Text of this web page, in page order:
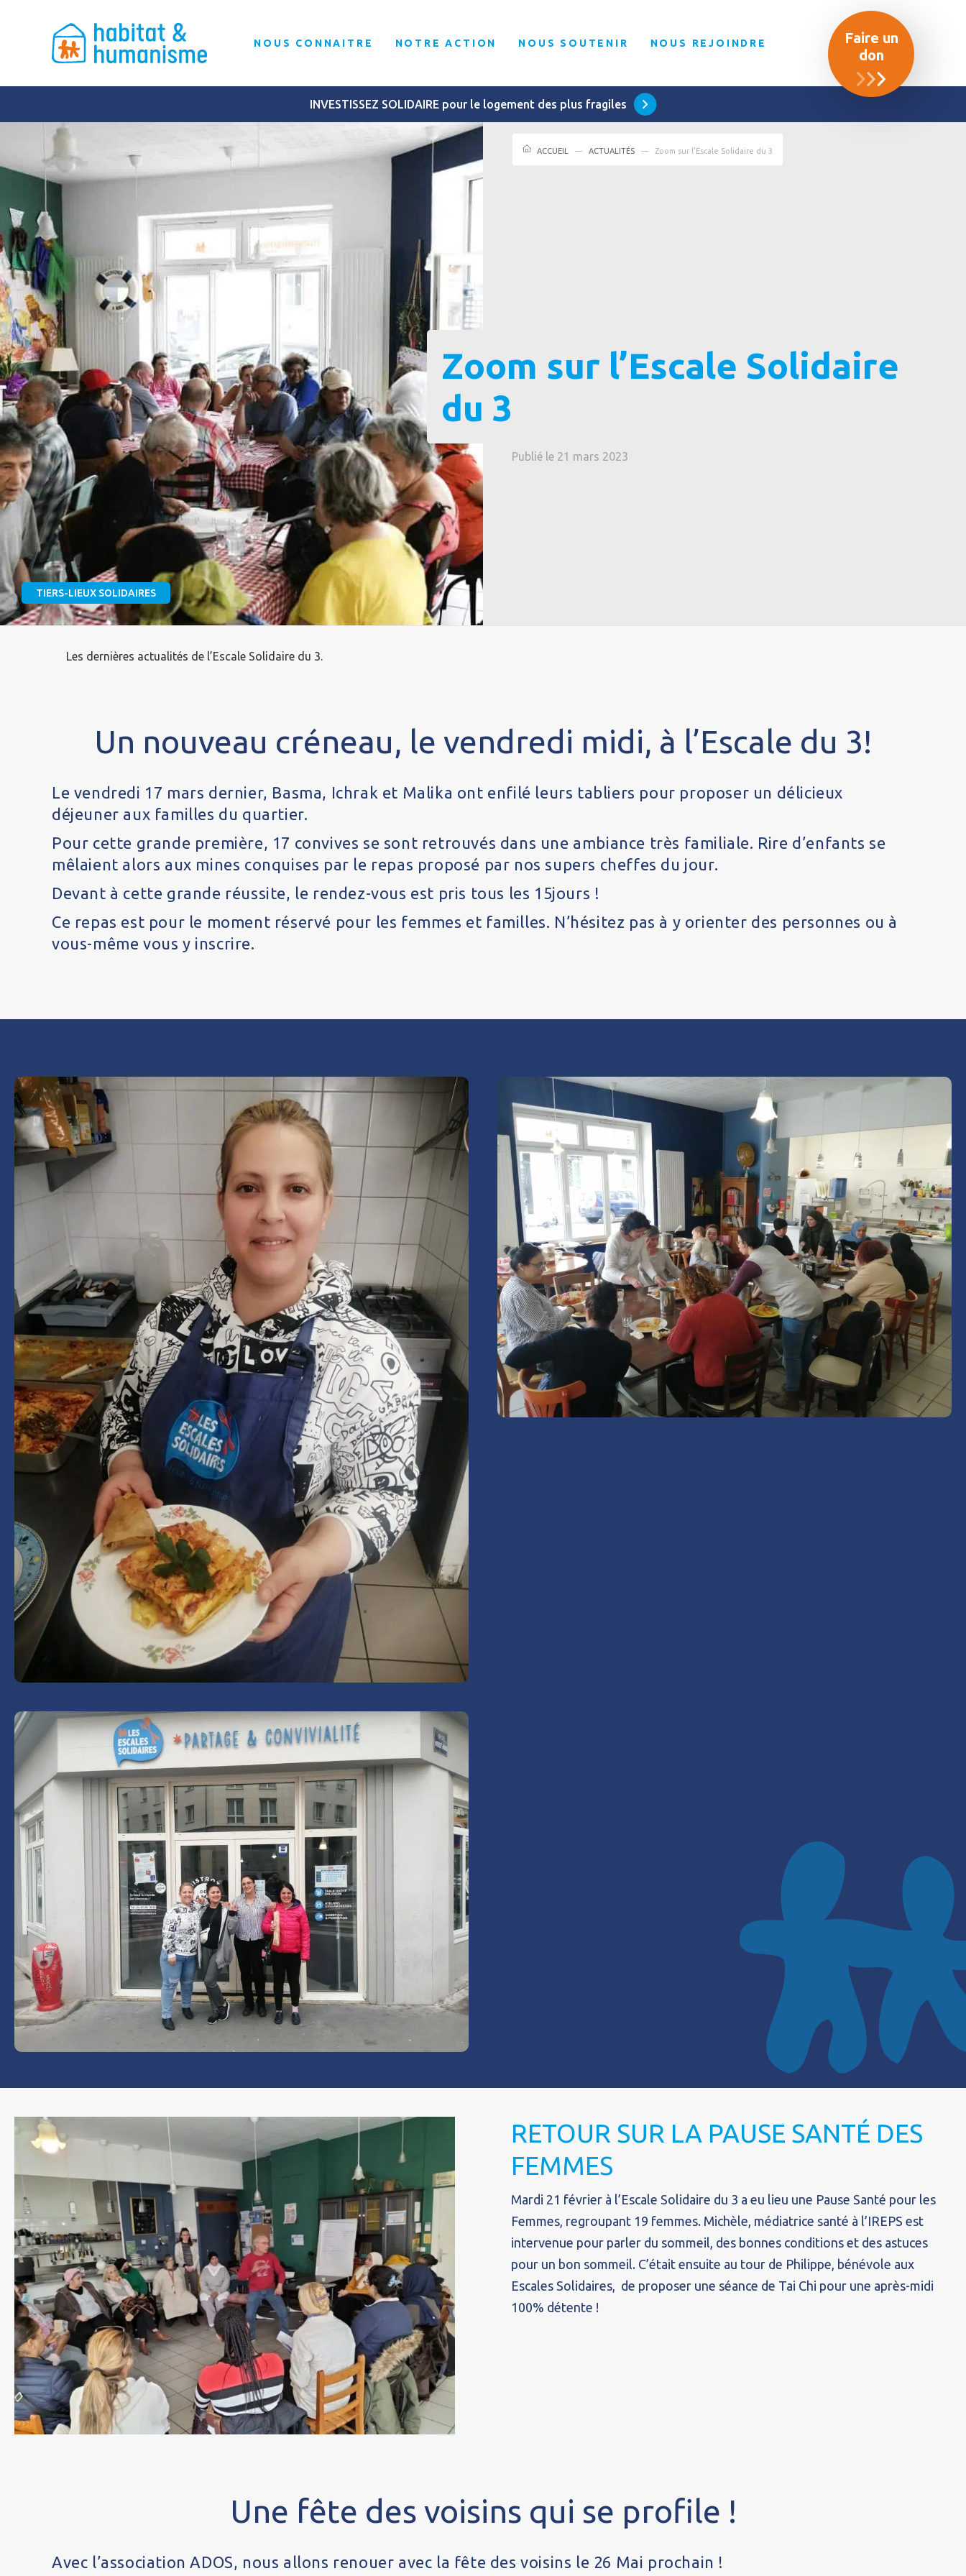
NOUS CONNAITRE NOTRE ACTION NOUS SOUTENIR NOUS REJOINDRE
Faire un
don
INVESTISSEZ SOLIDAIRE pour le logement des plus fragiles
TIERS-LIEUX SOLIDAIRES
ACCUEIL ACTUALITÉS Zoom sur l’Escale Solidaire du 3
Zoom sur l’Escale Solidaire
du 3
Publié le 21 mars 2023
Les dernières actualités de l’Escale Solidaire du 3.
Un nouveau créneau, le vendredi midi, à l’Escale du 3!
Le vendredi 17 mars dernier, Basma, Ichrak et Malika ont enfilé leurs tabliers pour proposer un délicieux
déjeuner aux familles du quartier.
Pour cette grande première, 17 convives se sont retrouvés dans une ambiance très familiale. Rire d’enfants se
mêlaient alors aux mines conquises par le repas proposé par nos supers cheffes du jour.
Devant à cette grande réussite, le rendez-vous est pris tous les 15jours !
Ce repas est pour le moment réservé pour les femmes et familles. N’hésitez pas à y orienter des personnes ou à
vous-même vous y inscrire.
RETOUR SUR LA PAUSE SANTÉ DES
FEMMES
Mardi 21 février à l’Escale Solidaire du 3 a eu lieu une Pause Santé pour les
Femmes, regroupant 19 femmes. Michèle, médiatrice santé à l’IREPS est
intervenue pour parler du sommeil, des bonnes conditions et des astuces
pour un bon sommeil. C’était ensuite au tour de Philippe, bénévole aux
Escales Solidaires, de proposer une séance de Tai Chi pour une après-midi
100% détente !
Une fête des voisins qui se profile !
Avec l’association ADOS, nous allons renouer avec la fête des voisins le 26 Mai prochain !